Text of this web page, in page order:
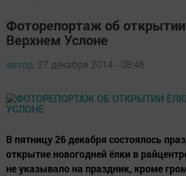
Фоторепортаж об
Верхнем Услоне
автор, 27 декабря 2014 - 08:46
В пятницу 26 декабря состоялось
открытие новогодней ёлки в
не указывало на праздник, кроме